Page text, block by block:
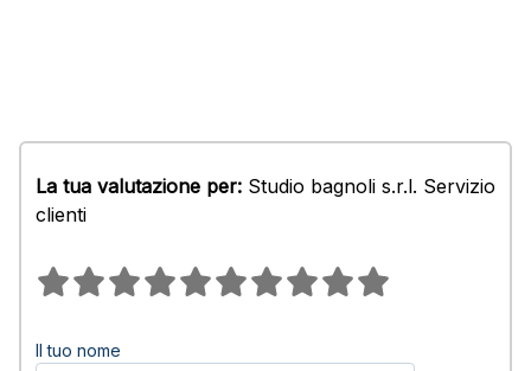
La tua valutazione per: Studio bagnoli s.r.l. Servizio
clienti
Il tuo nome